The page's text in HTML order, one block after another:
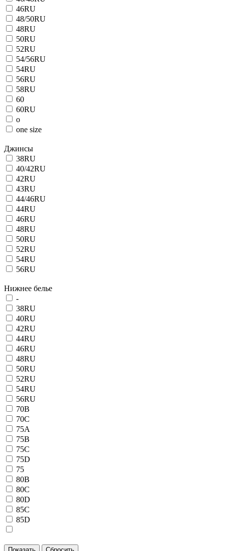
46RU
48/50RU
48RU
50RU
52RU
54/56RU
54RU
56RU
58RU
60
60RU
o
one size
Джинсы
38RU
40/42RU
42RU
43RU
44/46RU
44RU
46RU
48RU
50RU
52RU
54RU
56RU
Нижнее белье
-
38RU
40RU
42RU
44RU
46RU
48RU
50RU
52RU
54RU
56RU
70B
70C
75A
75B
75C
75D
75
80B
80C
80D
85C
85D